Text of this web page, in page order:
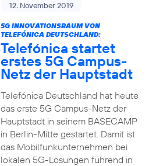
12. November 2019
5G INNOVATIONSRAUM VON
TELEFÓNICA DEUTSCHLAND:
Telefónica startet
erstes 5G Campus-
Netz der Hauptstadt
Telefónica Deutschland hat heute
das erste 5G Campus-Netz der
Hauptstadt in seinem BASECAMP
in Berlin-Mitte gestartet. Damit ist
das Mobilfunkunternehmen bei
lokalen 5G-Lösungen führend in